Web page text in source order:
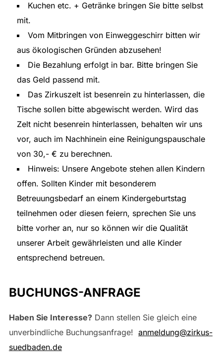
Kuchen etc. + Getränke bringen Sie bitte selbst
mit.
Vom Mitbringen von Einweggeschirr bitten wir
aus ökologischen Gründen abzusehen!
Die Bezahlung erfolgt in bar. Bitte bringen Sie
das Geld passend mit.
Das Zirkuszelt ist besenrein zu hinterlassen, die
Tische sollen bitte abgewischt werden. Wird das
Zelt nicht besenrein hinterlassen, behalten wir uns
vor, auch im Nachhinein eine Reinigungspauschale
von 30,- € zu berechnen.
Hinweis: Unsere Angebote stehen allen Kindern
offen. Sollten Kinder mit besonderem
Betreuungsbedarf an einem Kindergeburtstag
teilnehmen oder diesen feiern, sprechen Sie uns
bitte vorher an, nur so können wir die Qualität
unserer Arbeit gewährleisten und alle Kinder
entsprechend betreuen.
BUCHUNGS-ANFRAGE
Haben Sie Interesse?Dann stellen Sie gleich eine
unverbindliche Buchungsanfrage! anmeldung@zirkus-
suedbaden.de